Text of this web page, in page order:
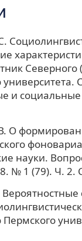
Северного
и социальные
О
науки.
№ 1 (79). Ч. 2.